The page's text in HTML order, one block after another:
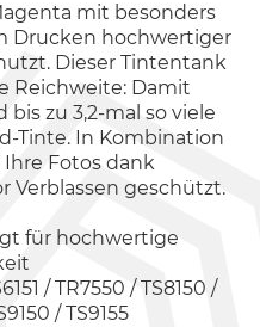
mit besonders
Drucken hochwertiger
Dieser Tintentank
Reichweite: Damit
zu 3,2-mal so viele
Tinte. In Kombination
Fotos dank
Verblassen geschützt.
für hochwertige
/ TR7550 / TS8150 /
/ TS9155